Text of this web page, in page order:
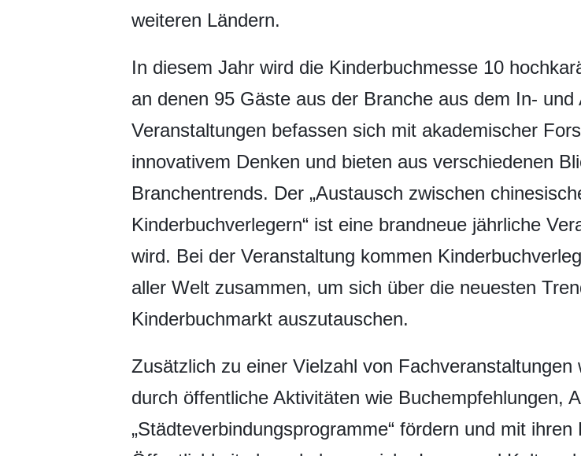
weiteren Ländern.
In diesem Jahr wird die Kinderbuchmesse 10
an denen 95 Gäste aus der Branche aus dem In-
Veranstaltungen befassen sich mit akademischer
innovativem Denken und bieten aus verschiedenen
Branchentrends. Der „Austausch zwischen
Kinderbuchverlegern“ ist eine brandneue jährliche
wird. Bei der Veranstaltung kommen
aller Welt zusammen, um sich über die neuesten
Kinderbuchmarkt auszutauschen.
Zusätzlich zu einer Vielzahl von
durch öffentliche Aktivitäten wie Buchempfehlungen,
„Städteverbindungsprogramme“ fördern und mit